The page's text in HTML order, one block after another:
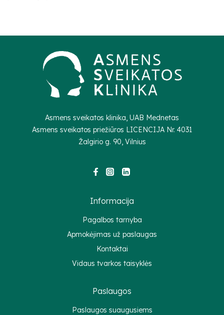
Asmens sveikatos klinika, UAB Mednetas
Asmens sveikatos priežiūros LICENCIJA Nr. 4031
Žalgirio g. 90, Vilnius
Informacija
Pagalbos tarnyba
Apmokėjimas už paslaugas
Kontaktai
Vidaus tvarkos taisyklės
Paslaugos
Paslaugos suaugusiems